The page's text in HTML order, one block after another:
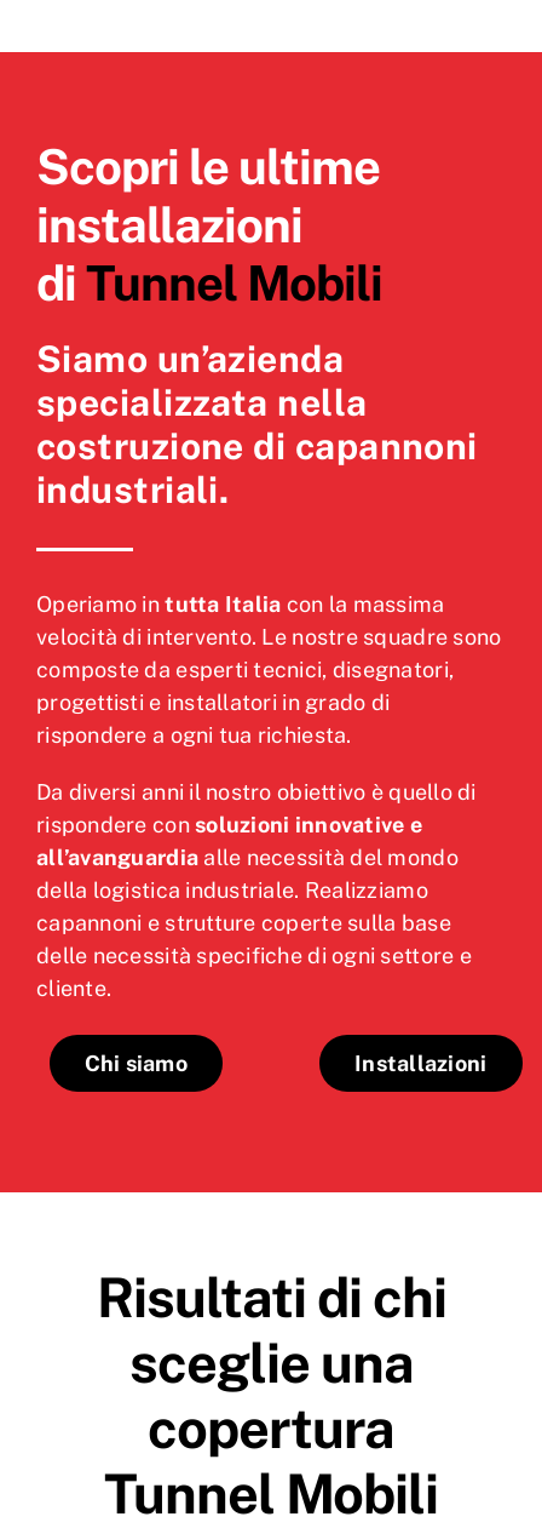
Scopri le ultime
installazioni
diTunnel Mobili
Siamo un’azienda
specializzata nella
costruzione di capannoni
industriali.
Operiamo intutta Italia con la massima
velocità di intervento. Le nostre squadre sono
composte da esperti tecnici, disegnatori,
progettisti e installatori in grado di
rispondere a ogni tua richiesta.
Da diversi anni il nostro obiettivo è quello di
rispondere consoluzioni innovative e
all’avanguardia alle necessità del mondo
della logistica industriale. Realizziamo
capannoni e strutture coperte sulla base
delle necessità specifiche di ogni settore e
cliente.
Chi siamo Installazioni
Risultati di chi
sceglie una
copertura
Tunnel Mobili